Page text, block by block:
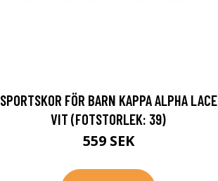
SPORTSKOR FÖR BARN KAPPA ALPHA LACE
VIT (FOTSTORLEK: 39)
559 SEK